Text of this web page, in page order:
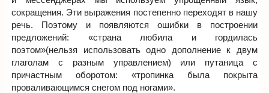
сокращения. Эти выражения постепенно переходят в нашу
речь. Поэтому и появляются ошибки в построении
предложений: «страна любила и гордилась
поэтом»(нельзя использовать одно дополнение к двум
глаголам с разным управлением) или путаница с
причастным оборотом: «тропинка была покрыта
проваливающимся снегом под ногами».